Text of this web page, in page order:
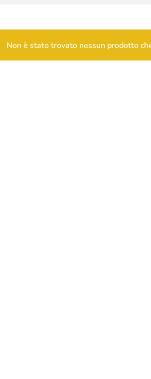
Non è stato trovato nessun prodotto